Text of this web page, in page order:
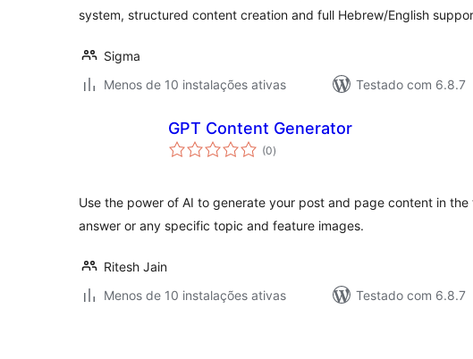
system, structured content creation and full Hebrew/English
Sigma
Menos de 10 instalações ativas
Testado com 6.8.7
GPT Content Generator
(0avaliações
totais
)
Use the power of AI to generate your post and page content in
answer or any specific topic and feature images.
Ritesh Jain
Menos de 10 instalações ativas
Testado com 6.8.7